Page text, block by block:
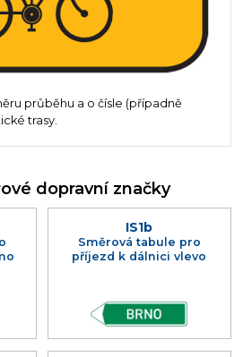
průběhu a o čísle (případně
trasy.
dopravní značky
IS1b
Směrová tabule pro
příjezd k dálnici vlevo